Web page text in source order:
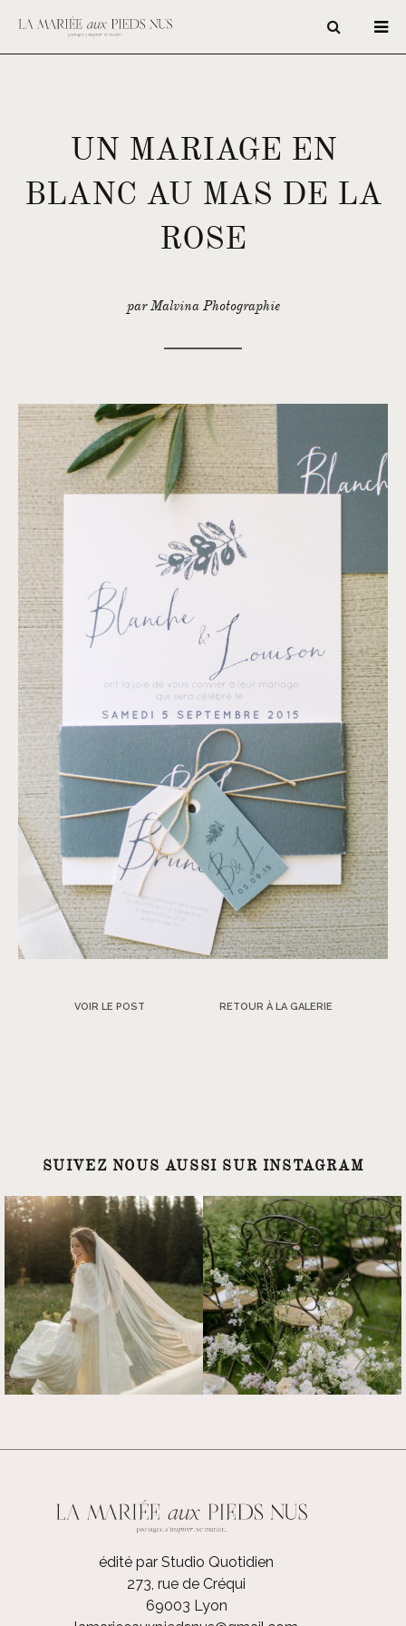
UN MARIAGE EN
BLANC AU MAS DE LA
ROSE
par Malvina Photographie
VOIR LE POST RETOUR À LA GALERIE
SUIVEZ NOUS AUSSI SUR INSTAGRAM
édité par Studio Quotidien
273, rue de Créqui
69003 Lyon